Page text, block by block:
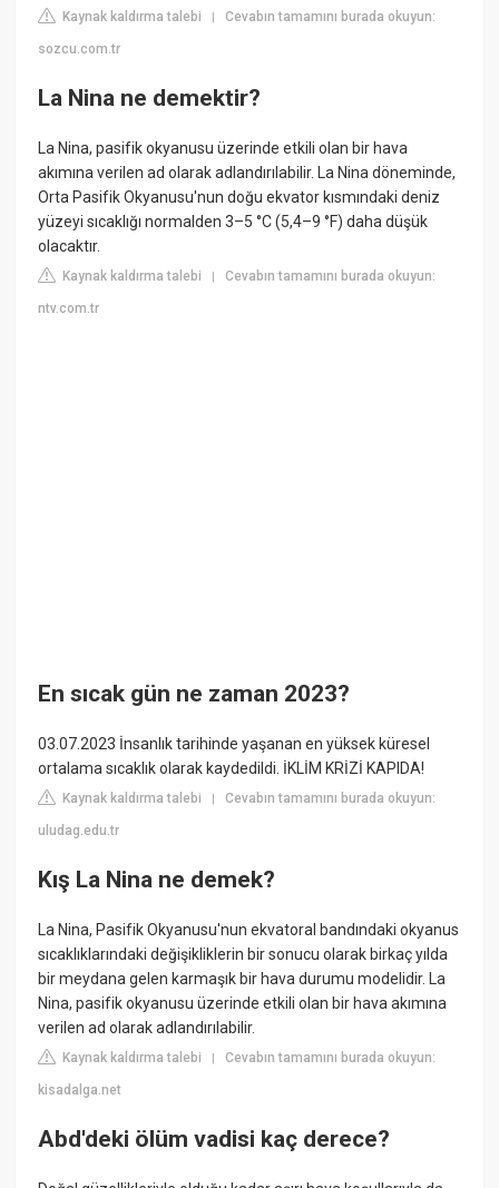
Kaynak kaldırma talebi |Cevabın tamamını burada okuyun:
sozcu.com.tr
La Nina ne demektir?
La Nina, pasifik okyanusu üzerinde etkili olan bir hava
akımına verilen ad olarak adlandırılabilir. La Nina döneminde,
Orta Pasifik Okyanusu'nun doğu ekvator kısmındaki deniz
yüzeyi sıcaklığı normalden 3–5 °C (5,4–9 °F) daha düşük
olacaktır.
Kaynak kaldırma talebi |Cevabın tamamını burada okuyun:
ntv.com.tr
En sıcak gün ne zaman 2023?
03.07.2023 İnsanlık tarihinde yaşanan en yüksek küresel
ortalama sıcaklık olarak kaydedildi. İKLİM KRİZİ KAPIDA!
Kaynak kaldırma talebi |Cevabın tamamını burada okuyun:
uludag.edu.tr
Kış La Nina ne demek?
La Nina, Pasifik Okyanusu'nun ekvatoral bandındaki okyanus
sıcaklıklarındaki değişikliklerin bir sonucu olarak birkaç yılda
bir meydana gelen karmaşık bir hava durumu modelidir. La
Nina, pasifik okyanusu üzerinde etkili olan bir hava akımına
verilen ad olarak adlandırılabilir.
Kaynak kaldırma talebi |Cevabın tamamını burada okuyun:
kisadalga.net
Abd'deki ölüm vadisi kaç derece?